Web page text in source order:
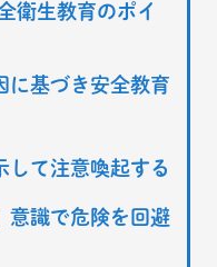
衛生教育のポイ
に基づき安全教育
して注意喚起する
意識で危険を回避